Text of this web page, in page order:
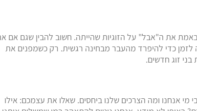
את ה"אבל" על הזוגיות שהייתה. חשוב להבין שגם אם
לזמן כדי להיפרד מהעבר מבחינה רגשית. רק כשמפנים את
זוג חדשים.
מי אנחנו ומה הצרכים שלנו ביחסים. שאלו את עצמכם: אילו